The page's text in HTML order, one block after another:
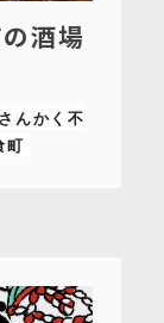
酒場
んかく不
町